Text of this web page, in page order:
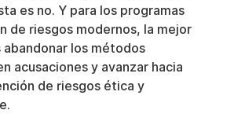
es no. Y para los programas
de riesgos modernos, la mejor
abandonar los métodos
acusaciones y avanzar hacia
de riesgos ética y